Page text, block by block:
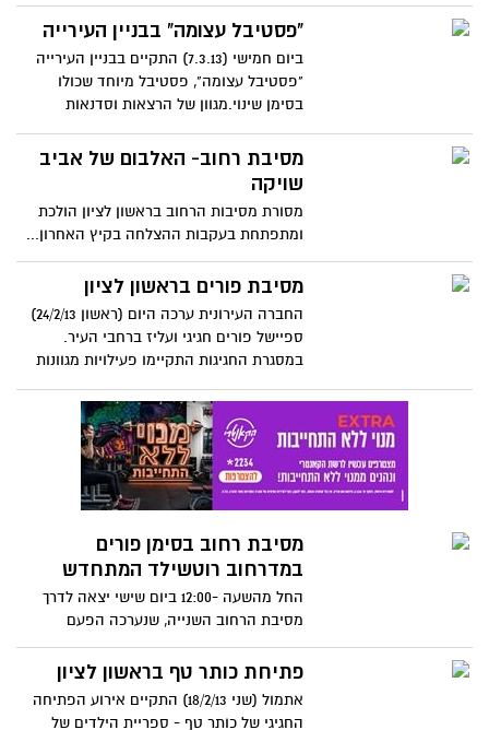
המוכרת. השנה, חגג המשנה לראש העיר רז
קינסטליך את יומהולדתו במקום וביחד עם
איש יח"צ והמפיק עידן מזרחי וערכו חגיגה
גדולה במיוחד.
"פסטיבל עצומה" בבניין העירייה
ביום חמישי (7.3.13) התקיים בבניין העירייה
"פסטיבל עצומה", פסטיבל מיוחד שכולו
בסימן שינוי.מגוון של הרצאות וסדנאות
מסיבת רחוב- האלבום של אביב
שויקה
מסורת מסיבות הרחוב בראשון לציון הולכת
ומתפתחת בעקבות ההצלחה בקיץ האחרון...
הצלם אביב שויקה מראשון לציון תיעד את
מסיבת הרחוב הפורימית מהזווית שלו -תהנו
מסיבת פורים בראשון לציון
החברה העירונית ערכה היום (ראשון 24/2/13)
ספיישל פורים חגיגי ועליז ברחבי העיר.
במסגרת החגיגות התקיימו פעילויות מגוונות
בשירים מוכרים ואהובים.
מסיבת רחוב בסימן פורים
במדרחוב רוטשילד המתחדש
החל מהשעה -12:00 ביום שישי יצאה לדרך
מסיבת הרחוב השנייה, שנערכה הפעם
במדרחוב ברחוב רוטשילד בקטע בין הרצל
למוהליבר.כל בעלי העסקים ברחוב נתרמו
הפעלה ודוכני מזון ושתייה...
פתיחת כותר טף בראשון לציון
אתמול (שני 18/2/13) התקיים אירוע הפתיחה
החגיגי של כותר טף - ספריית הילדים של